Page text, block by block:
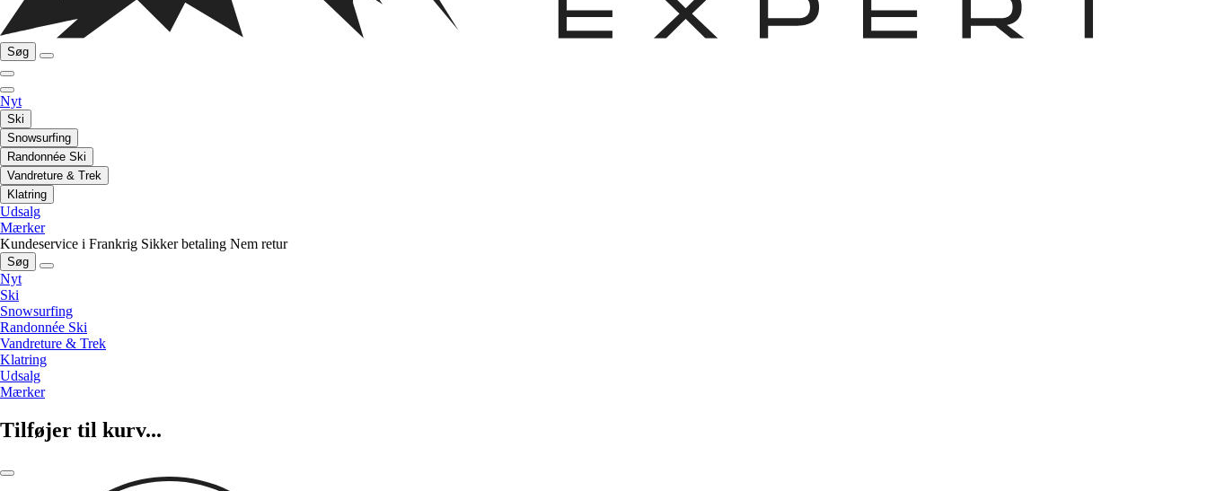
Søg
Nyt
Ski
Snowsurfing
Randonnée Ski
Vandreture & Trek
Klatring
Udsalg
Mærker
Kundeservice i Frankrig Sikker betaling Nem retur
Søg
Nyt
Ski
Snowsurfing
Randonnée Ski
Vandreture & Trek
Klatring
Udsalg
Mærker
Tilføjer til kurv...